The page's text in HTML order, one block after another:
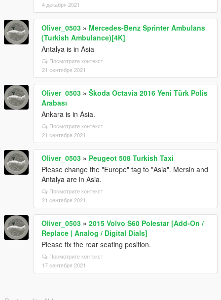
4 декабря 2021
Oliver_0503 » Mercedes-Benz Sprinter Ambulans
(Turkish Ambulance)[4K]
Antalya is in Asia
Посмотрите контекст
21 сентября 2021
Oliver_0503 » Škoda Octavia 2016 Yeni Türk Polis
Arabası
Ankara is in Asia.
Посмотрите контекст
21 сентября 2021
Oliver_0503 » Peugeot 508 Turkish Taxi
Please change the "Europe" tag to "Asia". Mersin and
Antalya are in Asia.
Посмотрите контекст
21 сентября 2021
Oliver_0503 » 2015 Volvo S60 Polestar [Add-On /
Replace | Analog / Digital Dials]
Please fix the rear seating position.
Посмотрите контекст
17 сентября 2021